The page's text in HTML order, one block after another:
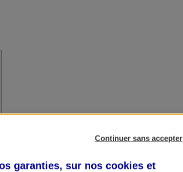
Continuer sans accepter
garanties, sur nos cookies et